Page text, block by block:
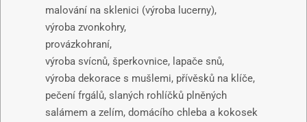
malování na sklenici (výroba lucerny),
výroba zvonkohry,
provázkohraní,
výroba svícnů, šperkovnice, lapače snů,
výroba dekorace s mušlemi, přívěsků na klíče,
pečení frgálů, slaných rohlíčků plněných
salámem a zelím, domácího chleba a kokosek